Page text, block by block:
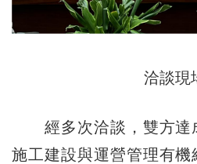
洽談現
經多次洽談，雙方達
施工建設與運營管理有